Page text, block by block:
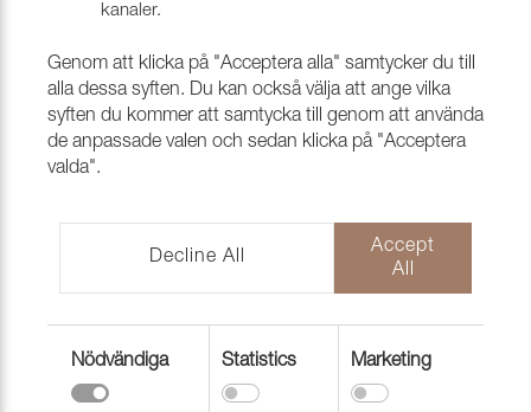
Tyg Caleido 9998 Broken grey
1005924
kanaler.
Genom att klicka på "Acceptera alla" samtycker du till
alla dessa syften. Du kan också välja att ange vilka
syften du kommer att samtycka till genom att använda
de anpassade valen och sedan klicka på "Acceptera
valda".
Decline All
Accept
All
Nödvändiga Statistics Marketing